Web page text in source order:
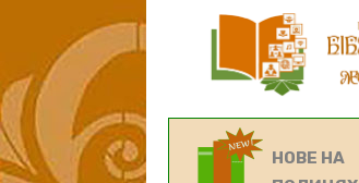
НОВЕ НА